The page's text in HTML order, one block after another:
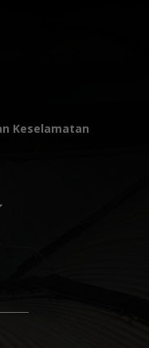
Keselamatan